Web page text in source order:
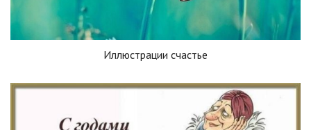
Иллюстрации счастье